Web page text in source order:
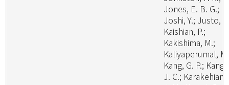
Jones, E. B. G.;
Joshi, Y.; Justo,
Kaishian, P.;
Kakishima, M.;
Kaliyaperumal,
Kang, G. P.; Kang,
J. C.; Karakehian,